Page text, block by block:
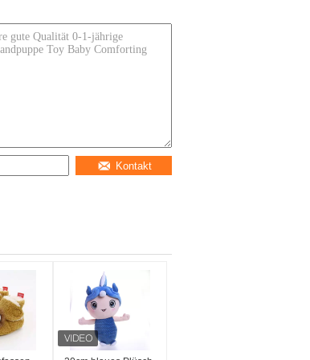
Kontakt